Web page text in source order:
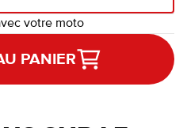
votre moto
PANIER